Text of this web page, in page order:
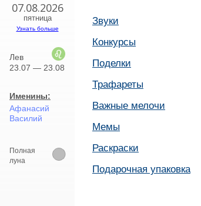
07.08.2026
пятница
Узнать больше
Лев
23.07 — 23.08
Именины:
Афанасий
Василий
Полная
луна
Звуки
Конкурсы
Поделки
Трафареты
Важные мелочи
Мемы
Раскраски
Подарочная упаковка